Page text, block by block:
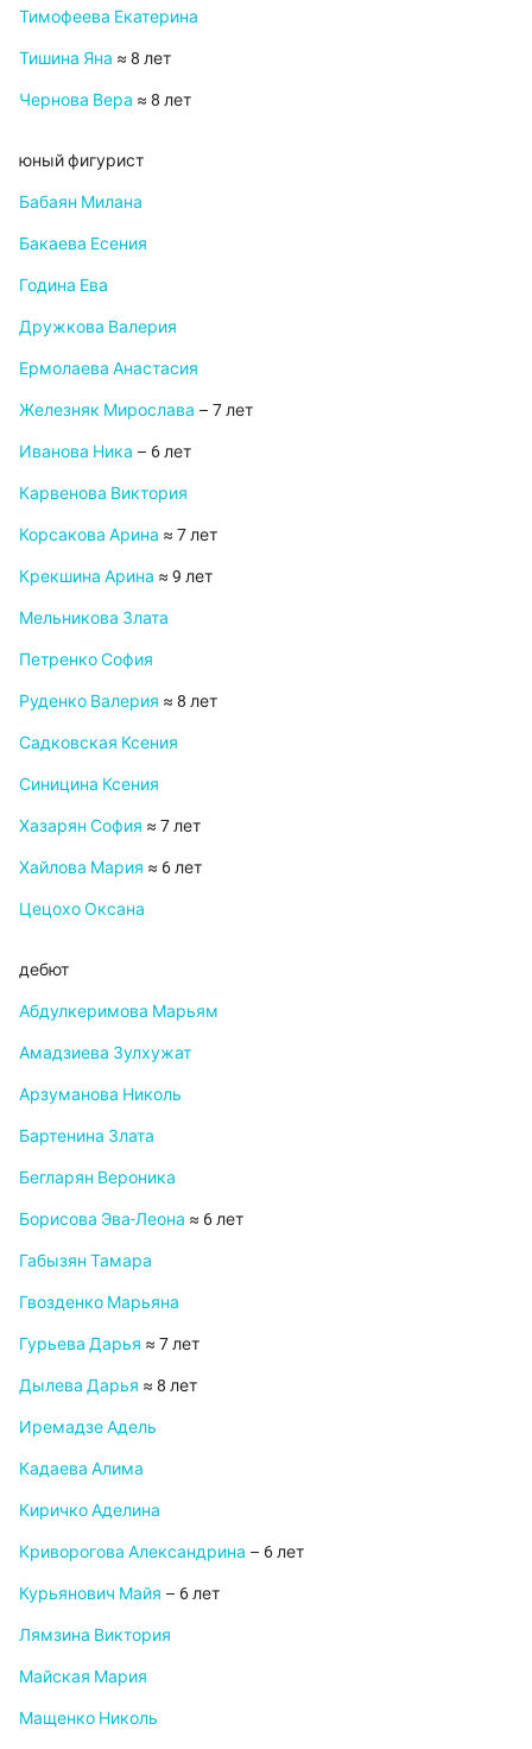
Тимофеева Екатерина
Тишина Яна ≈ 8 лет
Чернова Вера ≈ 8 лет
юный фигурист
Бабаян Милана
Бакаева Есения
Година Ева
Дружкова Валерия
Ермолаева Анастасия
Железняк Мирослава – 7 лет
Иванова Ника – 6 лет
Карвенова Виктория
Корсакова Арина ≈ 7 лет
Крекшина Арина ≈ 9 лет
Мельникова Злата
Петренко София
Руденко Валерия ≈ 8 лет
Садковская Ксения
Синицина Ксения
Хазарян София ≈ 7 лет
Хайлова Мария ≈ 6 лет
Цецохо Оксана
дебют
Абдулкеримова Марьям
Амадзиева Зулхужат
Арзуманова Николь
Бартенина Злата
Бегларян Вероника
Борисова Эва-Леона ≈ 6 лет
Габызян Тамара
Гвозденко Марьяна
Гурьева Дарья ≈ 7 лет
Дылева Дарья ≈ 8 лет
Иремадзе Адель
Кадаева Алима
Киричко Аделина
Криворогова Александрина – 6 лет
Курьянович Майя – 6 лет
Лямзина Виктория
Майская Мария
Мащенко Николь